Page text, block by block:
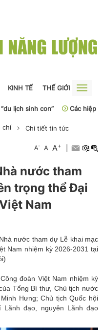
KINH TẾ THẾ GIỚI
Toggle
con”
Các hiệp hội vận
chí Chi tiết tin tức
A- A A+
nước tham
trọng thể Đại
Nam
nước tham dự Lễ khai mạc
Nam nhiệm kỳ 2026-2031 tại
đoàn Việt Nam nhiệm kỳ
Tổng Bí thư, Chủ tịch nước
Hưng; Chủ tịch Quốc hội
đạo, nguyên Lãnh đạo